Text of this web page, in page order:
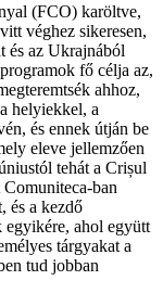
(FCO) karöltve,
véghez sikeresen,
és az Ukrajnából
fő célja az,
ahhoz,
helyiekkel, a
és ennek útján be
eleve jellemzően
tehát a Crișul
ban
és a kezdő
ahol együtt
tárgyakat a
tud jobban